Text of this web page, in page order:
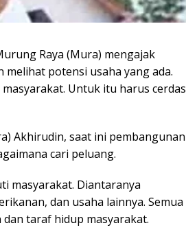
Raya (Mura) mengajak
potensi usaha yang ada.
Untuk itu harus cerdas
Akhirudin, saat ini pembangunan
cari peluang.
masyarakat. Diantaranya
dan usaha lainnya. Semua
taraf hidup masyarakat.